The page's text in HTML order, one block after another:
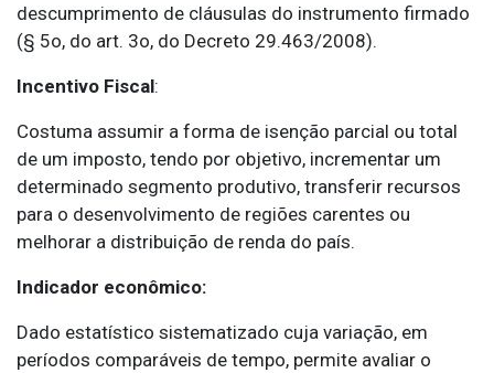
descumprimento de cláusulas do instrumento firmado
(§ 5o, do art. 3o, do Decreto 29.463/2008).
Incentivo Fiscal:
Costuma assumir a forma de isenção parcial ou total
de um imposto, tendo por objetivo, incrementar um
determinado segmento produtivo, transferir recursos
para o desenvolvimento de regiões carentes ou
melhorar a distribuição de renda do país.
Indicador econômico:
Dado estatístico sistematizado cuja variação, em
períodos comparáveis de tempo, permite avaliar o